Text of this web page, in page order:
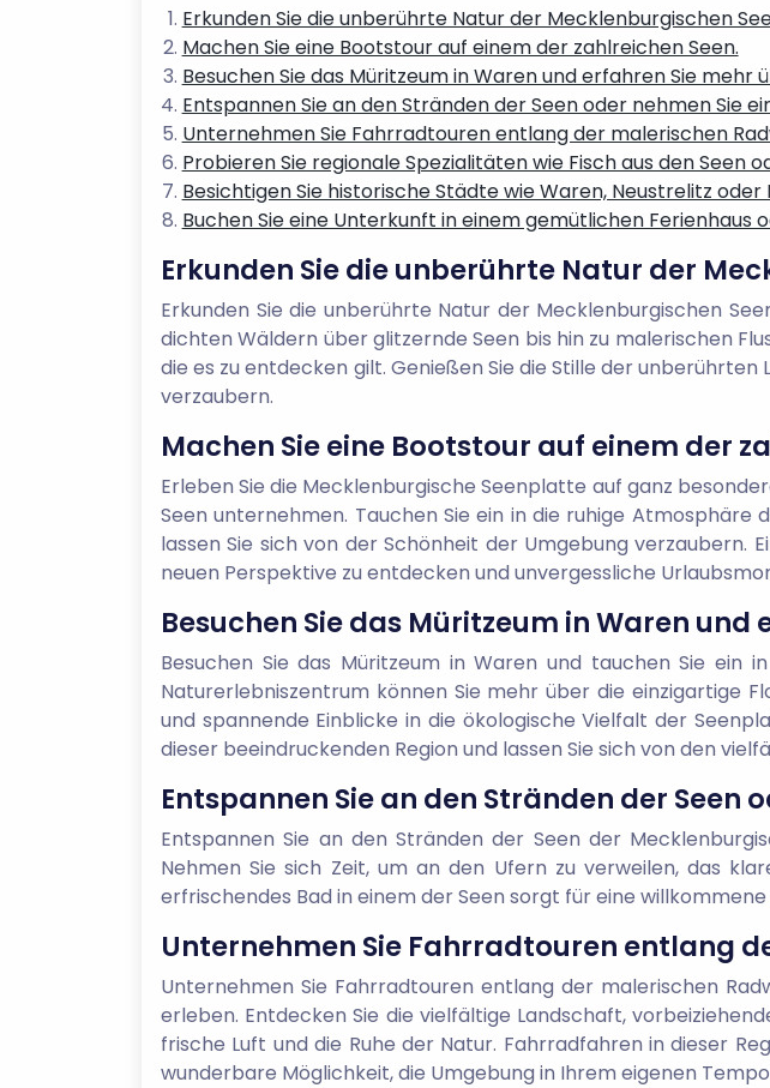
Erkunden Sie die unberührte Natur der Mecklenburgischen
Machen Sie eine Bootstour auf einem der zahlreichen Seen.
Besuchen Sie das Müritzeum in Waren und erfahren Sie mehr
Entspannen Sie an den Stränden der Seen oder nehmen Sie
Unternehmen Sie Fahrradtouren entlang der malerischen
Probieren Sie regionale Spezialitäten wie Fisch aus den Seen
Besichtigen Sie historische Städte wie Waren, Neustrelitz oder
Buchen Sie eine Unterkunft in einem gemütlichen Ferienhaus
Erkunden Sie die unberührte Natur der
Erkunden Sie die unberührte Natur der Mecklenburgischen
dichten Wäldern über glitzernde Seen bis hin zu malerischen
die es zu entdecken gilt. Genießen Sie die Stille der
verzaubern.
Machen Sie eine Bootstour auf einem der
Erleben Sie die Mecklenburgische Seenplatte auf ganz
Seen unternehmen. Tauchen Sie ein in die ruhige Atmosphäre
lassen Sie sich von der Schönheit der Umgebung
neuen Perspektive zu entdecken und unvergessliche
Besuchen Sie das Müritzeum in Waren
Besuchen Sie das Müritzeum in Waren und tauchen Sie ein
Naturerlebniszentrum können Sie mehr über die einzigartige
und spannende Einblicke in die ökologische Vielfalt der
dieser beeindruckenden Region und lassen Sie sich von den
Entspannen Sie an den Stränden der Seen
Entspannen Sie an den Stränden der Seen der
Nehmen Sie sich Zeit, um an den Ufern zu verweilen, das
erfrischendes Bad in einem der Seen sorgt für eine
Unternehmen Sie Fahrradtouren entlang
Unternehmen Sie Fahrradtouren entlang der malerischen
erleben. Entdecken Sie die vielfältige Landschaft,
frische Luft und die Ruhe der Natur. Fahrradfahren in dieser
wunderbare Möglichkeit, die Umgebung in Ihrem eigenen